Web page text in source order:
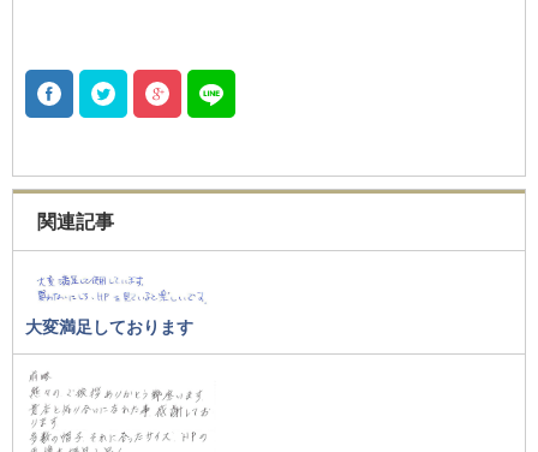
関連記事
大変満足しております